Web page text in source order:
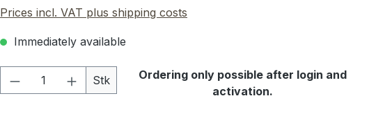
Prices incl. VAT plus shipping costs
Immediately available
Product Quantity: Enter the desired amount
Stk
Ordering only possible after login and
activation.